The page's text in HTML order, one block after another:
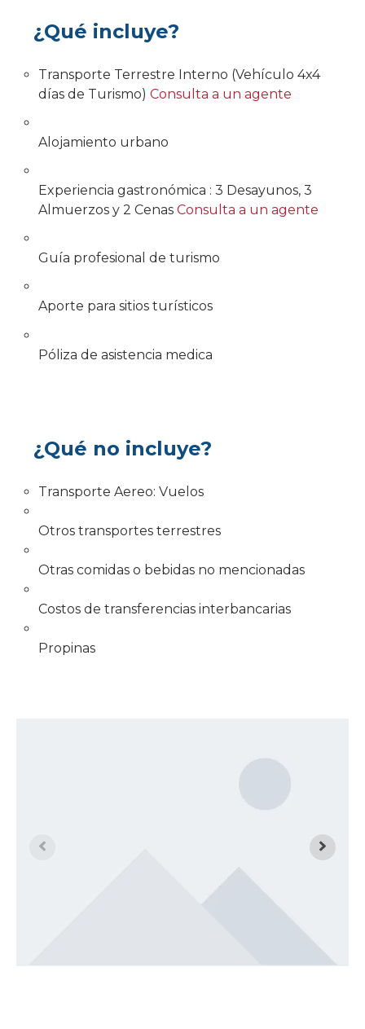
¿Qué incluye?
Transporte Terrestre Interno (Vehículo 4x4
días de Turismo)Consulta a un agente
Alojamiento urbano
Experiencia gastronómica : 3 Desayunos, 3
Almuerzos y 2 CenasConsulta a un agente
Guía profesional de turismo
Aporte para sitios turísticos
Póliza de asistencia medica
¿Qué no incluye?
Transporte Aereo: Vuelos
Otros transportes terrestres
Otras comidas o bebidas no mencionadas
Costos de transferencias interbancarias
Propinas